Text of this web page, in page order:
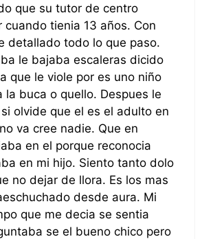
que su tutor de centro
cuando tienia 13 años. Con
detallado todo lo que paso.
le bajaba escaleras dicido
que le viole por es uno niño
la buca o quello. Despues le
olvide que el es el adulto en
va cree nadie. Que en
en el porque reconocia
en mi hijo. Siento tanto dolo
no dejar de llora. Es los mas
desde aura. Mi
que me decia se sentia
se el bueno chico pero